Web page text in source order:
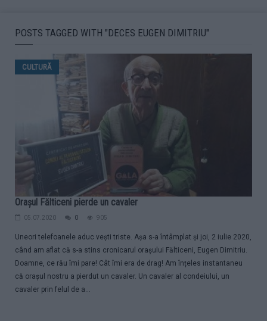
POSTS TAGGED WITH "DECES EUGEN DIMITRIU"
CULTURĂ
Orașul Fălticeni pierde un cavaler
05.07.2020 0 905
Uneori telefoanele aduc vești triste. Așa s-a întâmplat și joi, 2 iulie 2020,
când am aflat că s-a stins cronicarul orașului Fălticeni, Eugen Dimitriu.
Doamne, ce rău îmi pare! Cât îmi era de drag! Am înțeles instantaneu
că orașul nostru a pierdut un cavaler. Un cavaler al condeiului, un
cavaler prin felul de a...